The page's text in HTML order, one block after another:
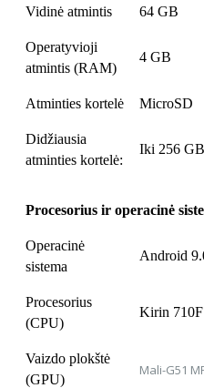
Vidinė atmintis 64 GB
Operatyvioji
atmintis (RAM)
4 GB
Atminties kortelė MicroSD
Didžiausia
atminties kortelė:
Iki 256 GB
Procesorius ir operacinė
Operacinė
sistema
Android
Procesorius
(CPU)
Kirin
Vaizdo plokštė
(GPU)
Mali-G51